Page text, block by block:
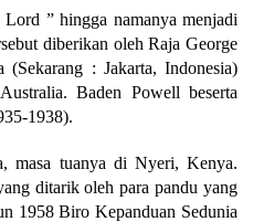
” hingga namanya menjadi
diberikan oleh Raja George
: Jakarta, Indonesia)
Baden Powell beserta
1938).
masa tuanya di Nyeri, Kenya.
ditarik oleh para pandu yang
1958 Biro Kepanduan Sedunia